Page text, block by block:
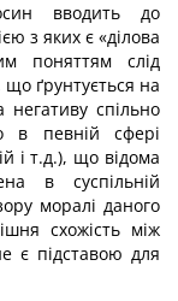
вводить до
з яких є «ділова
поняттям слід
що ґрунтується на
негативу спільно
в певній сфері
і т.д.), що відома
в суспільній
моралі даного
схожість між
є підставою для